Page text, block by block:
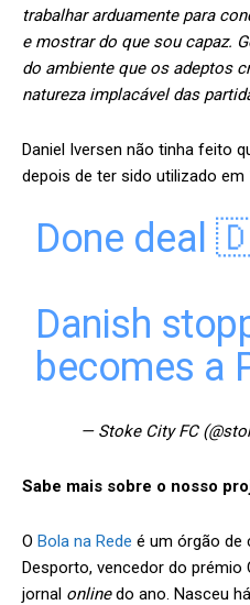
trabalhar arduamente para
e mostrar do que sou capaz.
do ambiente que os adeptos
natureza implacável das
Daniel Iversen não tinha feito
depois de ter sido utilizado
Done deal
Danish
becomes a
— Stoke City FC
Sabe mais sobre o nosso
O Bola na Rede é um órgão de
Desporto, vencedor do prémio
jornal onlinedo ano. Nasceu